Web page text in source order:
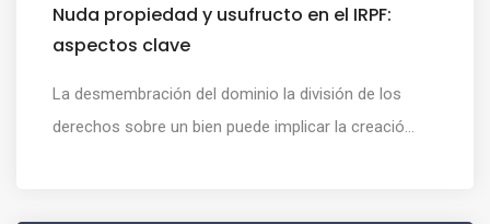
Nuda propiedad y usufructo en el IRPF:
aspectos clave
La desmembración del dominio la división de los
derechos sobre un bien puede implicar la creació...